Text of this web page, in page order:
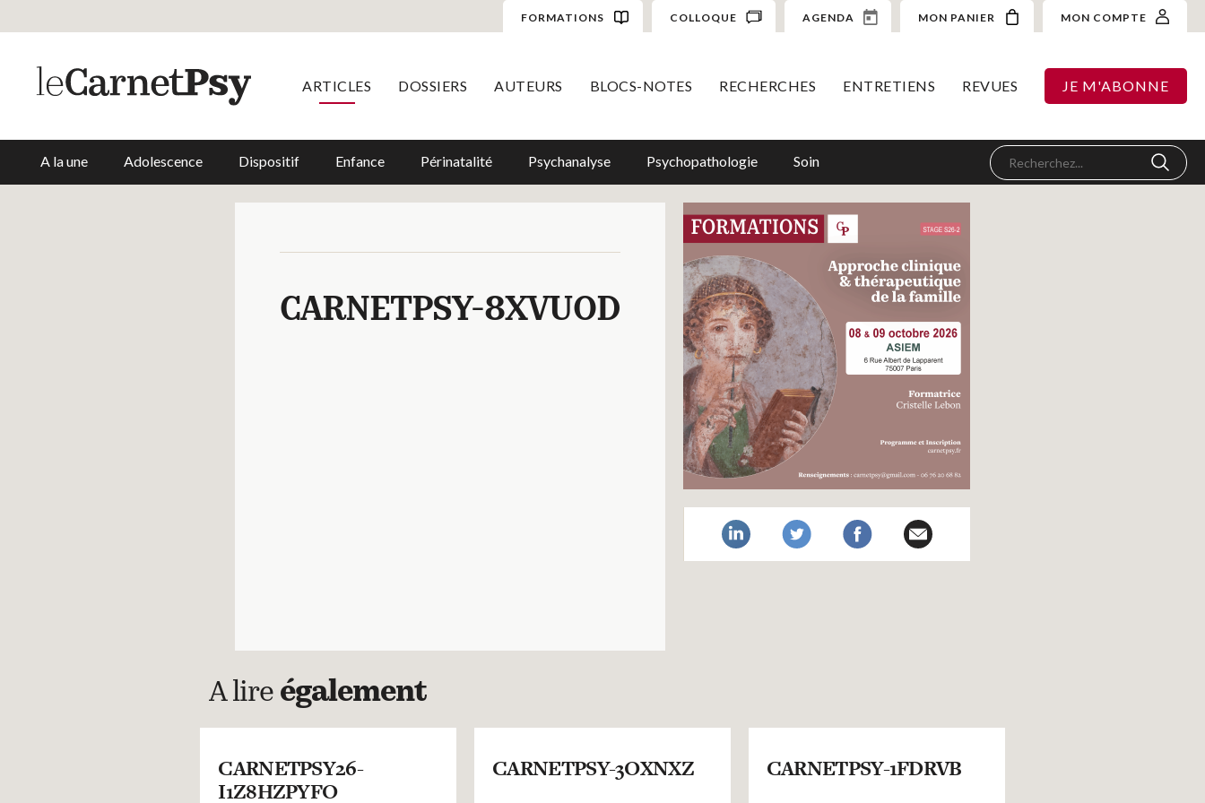
FORMATIONS COLLOQUE AGENDA MON PANIER MON COMPTE
ARTICLES DOSSIERS AUTEURS BLOCS-NOTES RECHERCHES ENTRETIENS REVUES JE M'ABONNE
A la une Adolescence Dispositif Enfance Périnatalité Psychanalyse Psychopathologie Soin
CARNETPSY-8XVUOD
A lire également
CARNETPSY26-
I1Z8HZPYFO
CARNETPSY-3OXNXZ CARNETPSY-1FDRVB